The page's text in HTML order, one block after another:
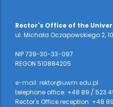
Rector's Office of the
ul. Michała Oczapowskiego 2,
NIP 739-30-33-097
REGON 510884205
e-mail: rektor@uwm.edu.pl
telephone office: +48 89 / 523
Rector's Office reception: +48